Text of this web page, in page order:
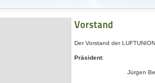
Vorstand
Der Vorstand der
Präsident:
Jürgen